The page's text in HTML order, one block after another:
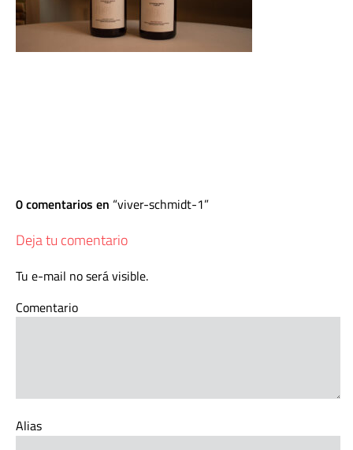
0 comentarios en viver-schmidt-1
Deja tu comentario
Tu e-mail no será visible.
Comentario
Alias